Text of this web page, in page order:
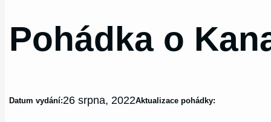
Pohádka o
Datum vydání:26 srpna, 2022Aktualizace pohádky: